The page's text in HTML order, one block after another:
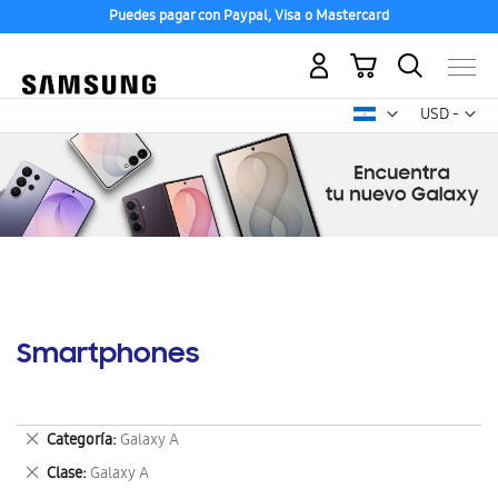
Puedes pagar con Paypal, Visa o Mastercard
USD -
dólar
Mi carrito
Smartphones
Categoría Galaxy A
Eliminar
este
artículo
Clase Galaxy A
Eliminar